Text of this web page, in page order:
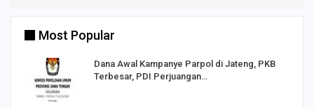
Most Popular
Dana Awal Kampanye Parpol di Jateng, PKB
Terbesar, PDI Perjuangan…